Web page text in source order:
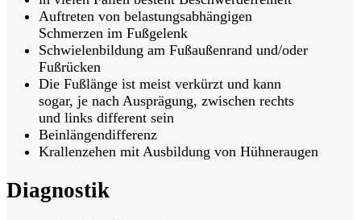
Auftreten von belastungsabhängigen
Schmerzen im Fußgelenk
Schwielenbildung am Fußaußenrand und/oder
Fußrücken
Die Fußlänge ist meist verkürzt und kann
sogar, je nach Ausprägung, zwischen rechts
und links different sein
Beinlängendifferenz
Krallenzehen mit Ausbildung von Hühneraugen
Diagnostik